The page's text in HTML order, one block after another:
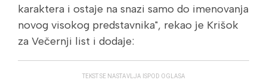
karaktera i ostaje na snazi samo do imenovanja
novog visokog predstavnika", rekao je Krišok
za Večernji list i dodaje:
TEKST SE NASTAVLJA ISPOD OGLASA